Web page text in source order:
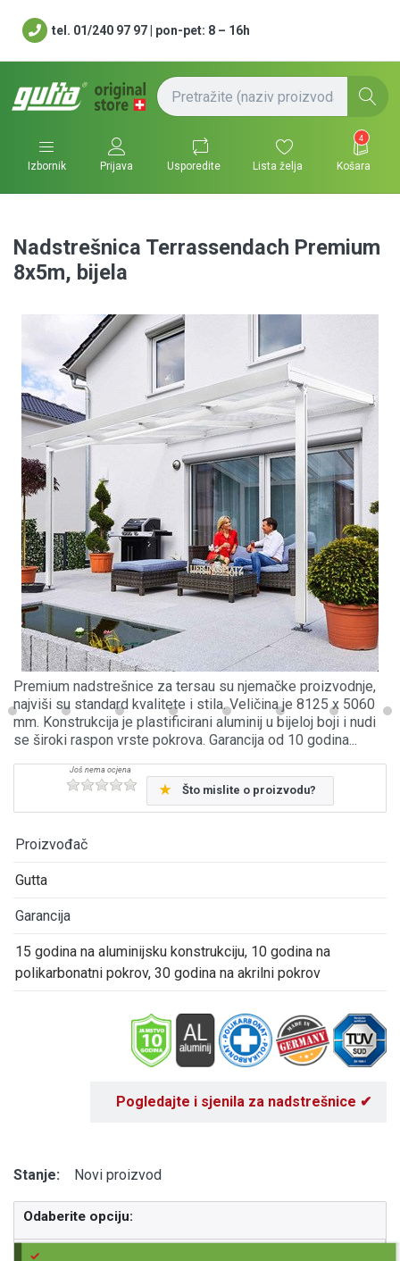
tel. 01/240 97 97 | pon-pet: 8 – 16h
Izbornik Prijava Usporedite Lista želja
4
Košara
Nadstrešnica Terrassendach Premium
8x5m, bijela
Premium nadstrešnice za tersau su njemačke proizvodnje,
najviši su standard kvalitete i stila. Veličina je 8125 x 5060
mm. Konstrukcija je plastificirani aluminij u bijeloj boji i nudi
se široki raspon vrste pokrova. Garancija od 10 godina...
Što mislite o proizvodu?
Proizvođač
Gutta
Garancija
15 godina na aluminijsku konstrukciju, 10 godina na
polikarbonatni pokrov, 30 godina na akrilni pokrov
Pogledajte i sjenila za nadstrešnice ✔
Stanje: Novi proizvod
Odaberite opciju: